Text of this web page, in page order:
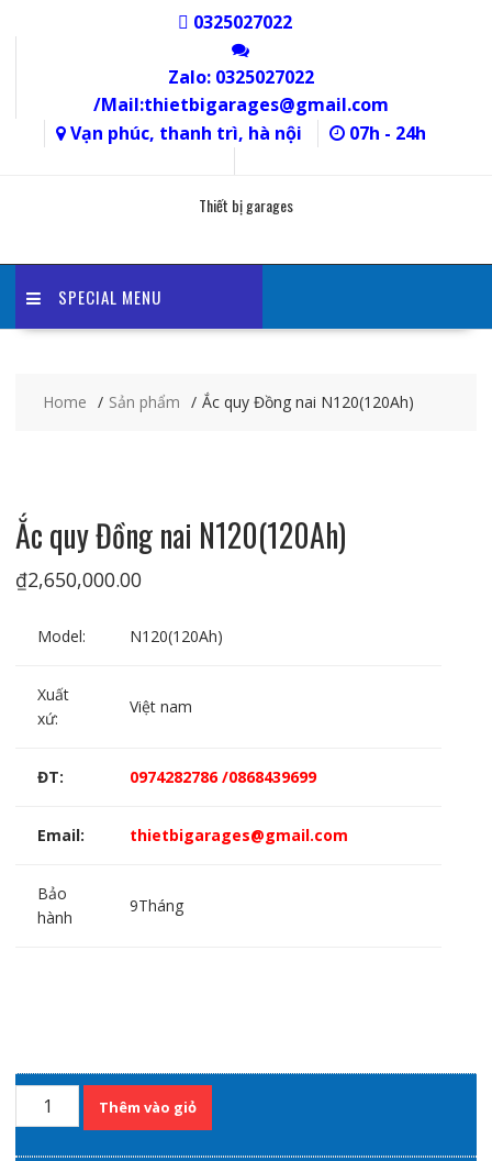
0325027022
Zalo: 0325027022
/Mail:thietbigarages@gmail.com
Vạn phúc, thanh trì, hà nội
07h - 24h
Thiết bị garages
SPECIAL MENU
Home Sản phẩm Ắc quy Đồng nai N120(120Ah)
Ắc quy Đồng nai N120(120Ah)
₫2,650,000.00
Model: N120(120Ah)
Xuất
xứ:
Việt nam
ĐT: 0974282786 /0868439699
Email: thietbigarages@gmail.com
Bảo
hành
9Tháng
Thêm vào giỏ